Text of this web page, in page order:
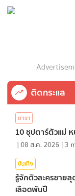
ติดกระแส
ดารา
10 ซุปตาร์ตัวแม่
|08 ส.ค. 2026 | 3
บันเทิง
รู้จักตัวละครชายสุ
เลือดพันปี